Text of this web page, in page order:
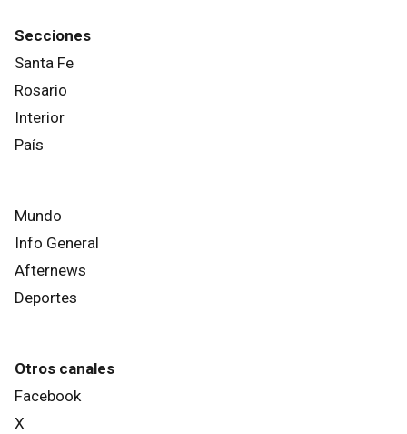
Secciones
Santa Fe
Rosario
Interior
País
Mundo
Info General
Afternews
Deportes
Otros canales
Facebook
X